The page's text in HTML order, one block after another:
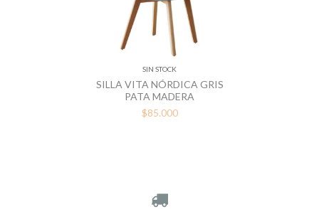
SIN STOCK
SILLA VITA NÓRDICA GRIS
PATA MADERA
$85.000